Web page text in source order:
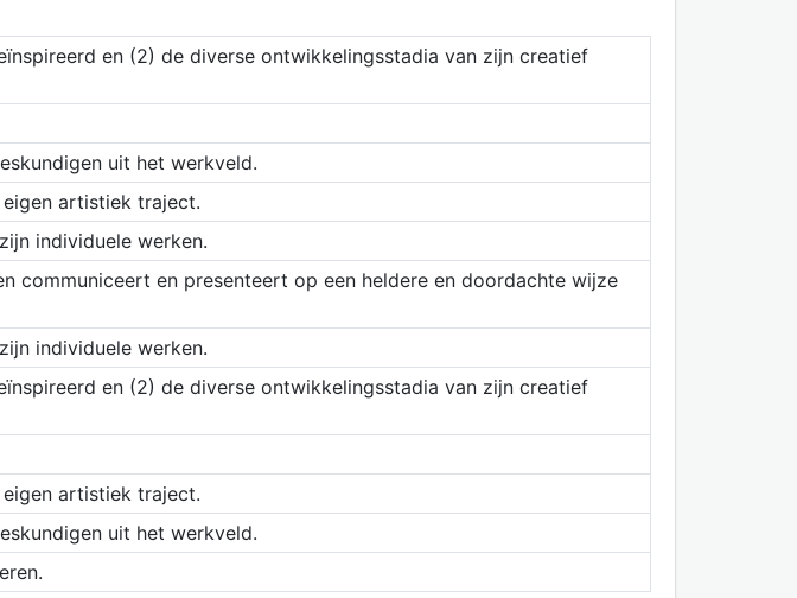
en (2) de diverse ontwikkelingsstadia van zijn creatief
uit het werkveld.
artistiek traject.
individuele werken.
communiceert en presenteert op een heldere en doordachte wijze
individuele werken.
en (2) de diverse ontwikkelingsstadia van zijn creatief
artistiek traject.
uit het werkveld.